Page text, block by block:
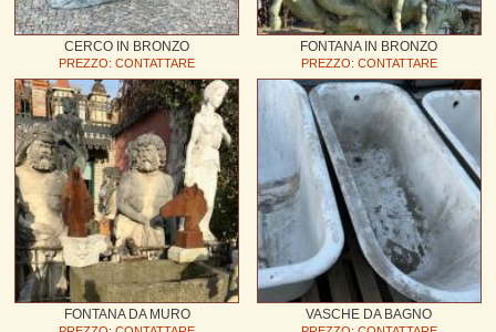
CERCO IN BRONZO
PREZZO: CONTATTARE
FONTANA IN BRONZO
PREZZO: CONTATTARE
FONTANA DA MURO VASCHE DA BAGNO